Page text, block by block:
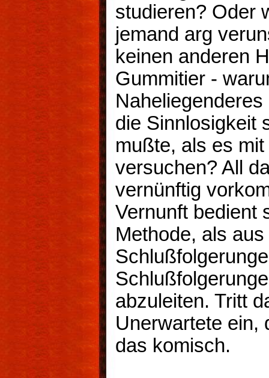
studieren? Oder
jemand arg
keinen anderen
Gummitier -
die Sinnlosigkeit
mußte, als es
versuchen? All
vernünftig
Vernunft bedient
Methode, als
abzuleiten. Tritt
Unerwartete ein,
das komisch.